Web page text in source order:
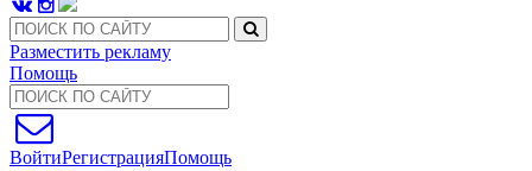
Разместить рекламу
Помощь
ВойтиРегистрацияПомощь